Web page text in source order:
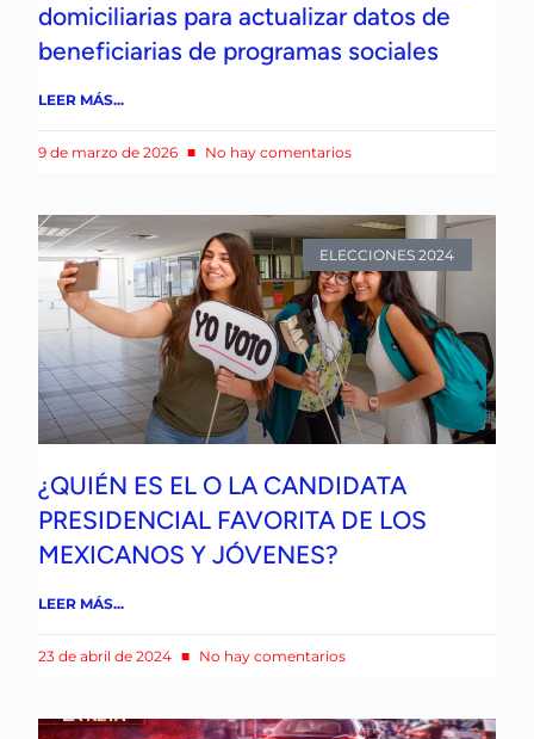
domiciliarias para actualizar datos de
beneficiarias de programas sociales
LEER MÁS...
9 de marzo de 2026 No hay comentarios
ELECCIONES 2024
¿QUIÉN ES EL O LA CANDIDATA
PRESIDENCIAL FAVORITA DE LOS
MEXICANOS Y JÓVENES?
LEER MÁS...
23 de abril de 2024 No hay comentarios